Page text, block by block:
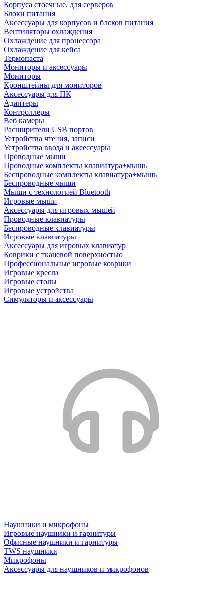
Корпуса стоечные, для серверов
Блоки питания
Аксессуары для корпусов и блоков питания
Вентиляторы охлаждения
Охлаждение для процессора
Охлаждение для кейса
Термопаста
Мониторы и аксессуары
Мониторы
Кронштейны для мониторов
Аксессуары для ПК
Адаптеры
Контроллеры
Веб камеры
Расширители USB портов
Устройства чтения, записи
Устройства ввода и аксессуары
Проводные мыши
Проводные комплекты клавиатура+мышь
Беспроводные комплекты клавиатура+мышь
Беспроводные мыши
Мыши с технологией Bluetooth
Игровые мыши
Аксессуары для игровых мышей
Проводные клавиатуры
Беспроводные клавиатуры
Игровые клавиатуры
Аксессуары для игровых клавиатур
Коврики с тканевой поверхностью
Профессиональные игровые коврики
Игровые кресла
Игровые столы
Игровые устройства
Симуляторы и аксессуары
Наушники и микрофоны
Игровые наушники и гарнитуры
Офисные наушники и гарнитуры
TWS наушники
Микрофоны
Аксессуары для наушников и микрофонов